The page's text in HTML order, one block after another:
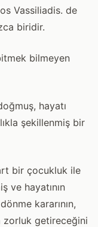
Vassiliadis. de
biridir.
bilmeyen
hayatı
şekillenmiş bir
bir çocukluk ile
ve hayatının
kararının,
zorluk getireceğini